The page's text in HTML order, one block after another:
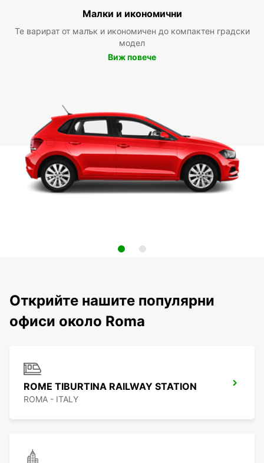
Малки и икономични
Те варират от малък и икономичен до компактен градски
модел
Виж повече
Открийте нашите популярни
офиси около Roma
ROME TIBURTINA RAILWAY STATION
ROMA - ITALY